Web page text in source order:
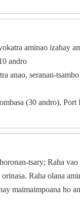
aminao izahay
andro
anao, seranan-
(30 andro),
tsary; Raha
Raha olana
maimaimpoana ho